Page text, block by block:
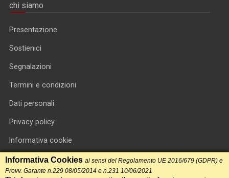
chi siamo
Presentazione
Sostienici
Segnalazioni
Termini e condizioni
Dati personali
Privacy policy
Informativa cookie
RSS feed
Informativa Cookies ai sensi del Regolamento UE 2016/679 (GDPR) e
Provv. Garante n.229 08/05/2014 e n.231 10/06/2021